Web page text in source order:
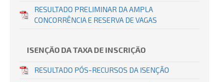
RESULTADO PRELIMINAR DA AMPLA
CONCORRÊNCIA E RESERVA DE VAGAS
ISENÇÃO DA TAXA DE INSCRIÇÃO
RESULTADO PÓS-RECURSOS DA ISENÇÃO